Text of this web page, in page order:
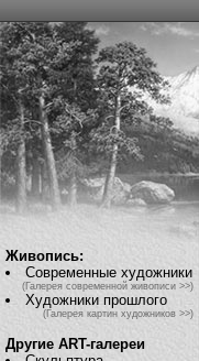
Живопись:
Современные художники
(Галерея современной живописи >>)
Художники прошлого
(Галерея картин художников >>)
Другие ART-галереи